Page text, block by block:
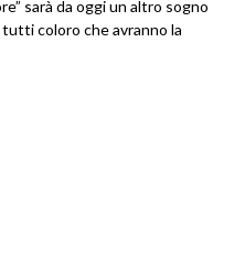
sarà da oggi un altro sogno
coloro che avranno la